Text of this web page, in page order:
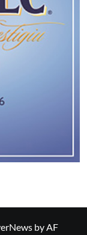
by AF